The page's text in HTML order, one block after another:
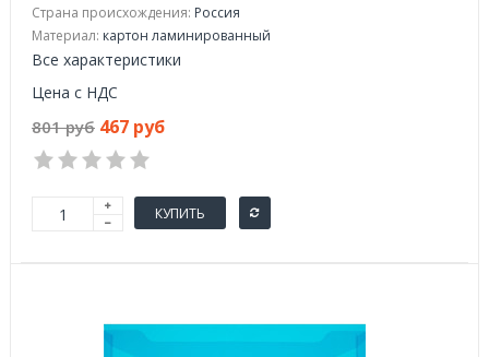
Страна происхождения: Россия
Материал: картон ламинированный
Все характеристики
Цена с НДС
801 руб 467 руб
КУПИТЬ